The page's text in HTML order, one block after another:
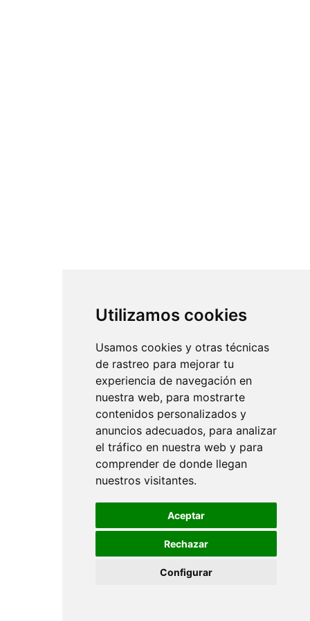
Utilizamos cookies
Usamos cookies y otras técnicas
de rastreo para mejorar tu
experiencia de navegación en
nuestra web, para mostrarte
contenidos personalizados y
anuncios adecuados, para analizar
el tráfico en nuestra web y para
comprender de donde llegan
nuestros visitantes.
Aceptar
Rechazar
Configurar